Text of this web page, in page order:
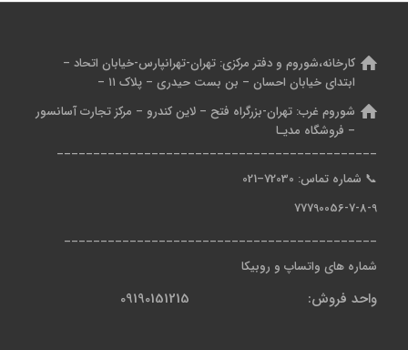
کارخانه،شوروم و دفتر مرکزی:تهران-تهرانپارس-خیابان اتحاد –
ابتدای خیابان احسان – بن بست حیدری – پلاک ۱۱ –
شوروم غرب:تهران-بزرگراه فتح – لاین کندرو – مرکز تجارت آسانسور
– فروشگاه مدیـا
____________________________________________
📞 شماره تماس: 7 2030
–
021
77790056-7-8-9
___________________________________________
شماره های واتساپ و روبیکا
واحد فروش: 09190151215